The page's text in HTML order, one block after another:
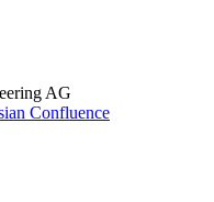
AG
Confluence